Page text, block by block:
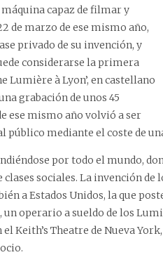
capaz de filmar y
de marzo de ese mismo año,
privado de su invención, y
considerarse la primera
Lumière à Lyon’, en castellano
grabación de unos 45
ese mismo año volvió a ser
público mediante el coste de
por todo el mundo,
sociales. La invención
a Estados Unidos, la que
un operario a sueldo de los
Keith’s Theatre de Nueva